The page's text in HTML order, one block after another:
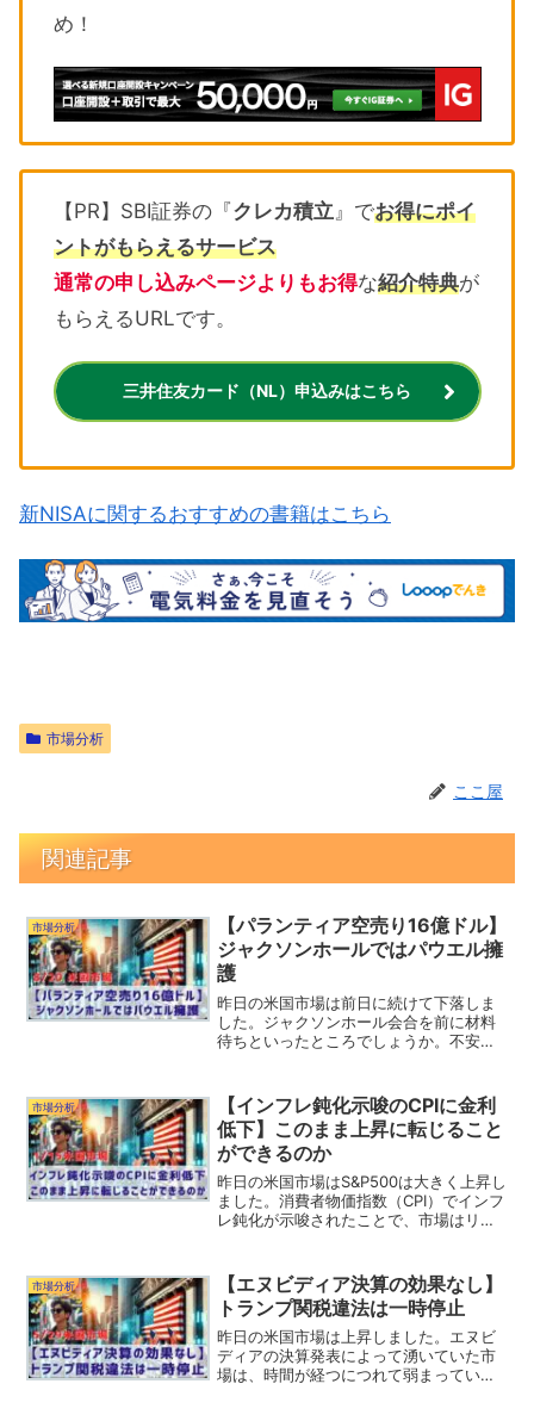
め！
【PR】SBI証券の『クレカ積立』でお得にポイ
ントがもらえるサービス
通常の申し込みページよりもお得な紹介特典が
もらえるURLです。
三井住友カード（NL）申込みはこちら
新NISAに関するおすすめの書籍はこちら
市場分析
ここ屋
関連記事
市場分析
【パランティア空売り16億ドル】
ジャクソンホールではパウエル擁
護
昨日の米国市場は前日に続けて下落しま
した。ジャクソンホール会合を前に材料
待ちといったところでしょうか。不安か
です。それでは昨日の米国市場を振り返
っていきましょう。リッヒ...
市場分析
【インフレ鈍化示唆のCPIに金利
低下】このまま上昇に転じること
ができるのか
昨日の米国市場はS&P500は大きく上昇し
ました。消費者物価指数（CPI）でインフ
レ鈍化が示唆されたことで、市場はリス
れるといいですね。それでは昨日の米国
市場を振り返っ...
市場分析
【エヌビディア決算の効果なし】
トランプ関税違法は一時停止
昨日の米国市場は上昇しました。エヌビ
ディアの決算発表によって湧いていた市
場は、時間が経つにつれて弱まっていき